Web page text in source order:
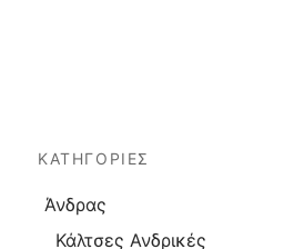
ΚΑΤΗΓΟΡΊΕΣ
Άνδρας
Κάλτσες Ανδρικές